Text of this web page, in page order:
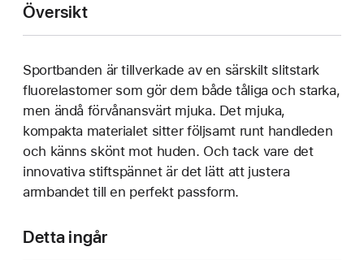
Översikt
Sportbanden är tillverkade av en särskilt slitstark
fluorelastomer som gör dem både tåliga och starka,
men ändå förvånansvärt mjuka. Det mjuka,
kompakta materialet sitter följsamt runt handleden
och känns skönt mot huden. Och tack vare det
innovativa stiftspännet är det lätt att justera
armbandet till en perfekt passform.
Detta ingår